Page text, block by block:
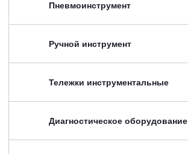
Пневмоинструмент
Ручной инструмент
Тележки инструментальные
Диагностическое оборудование